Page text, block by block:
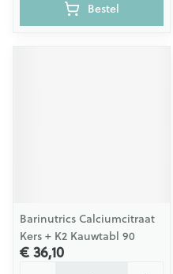
Bestel
Barinutrics Calciumcitraat
Kers + K2 Kauwtabl 90
€ 36,10